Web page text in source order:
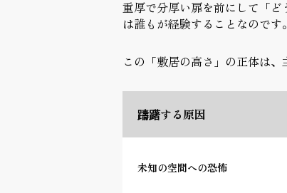
重厚で分厚い扉を前にして「
は誰もが経験することなのです。
この「敷居の高さ」の正体は、
躊躇する原因
未知の空間への恐怖